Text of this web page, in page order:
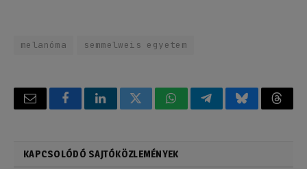
melanóma semmelweis egyetem
Email FacebookLinkedInTwitterWhatsAppTelegramBluesky
KAPCSOLÓDÓ SAJTÓKÖZLEMÉNYEK